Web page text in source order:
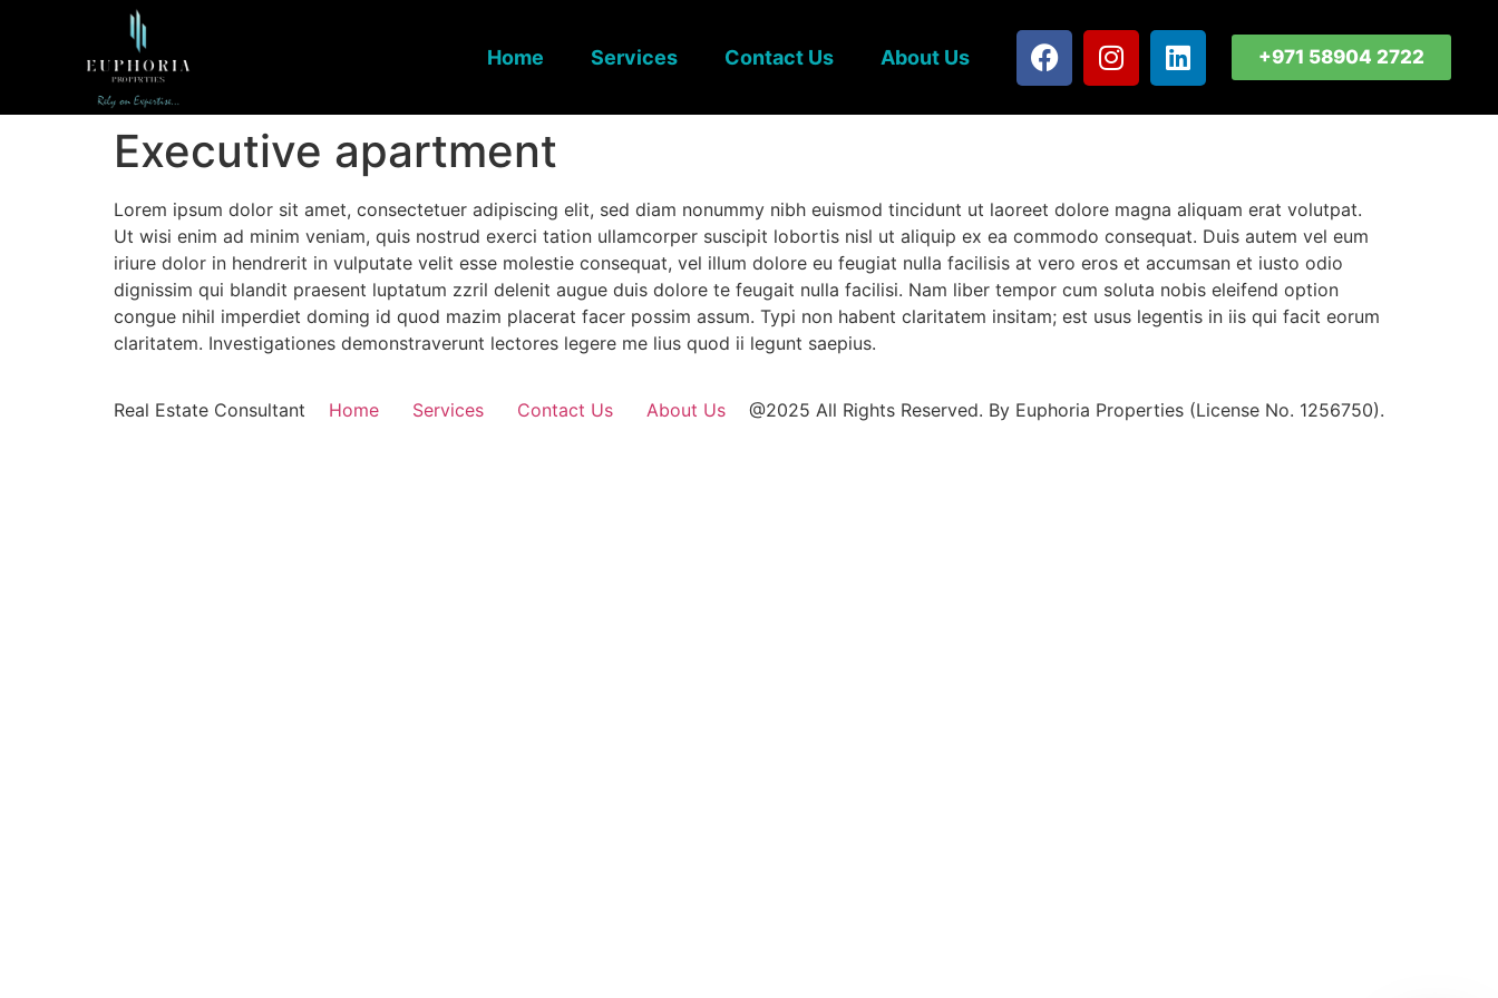
Home Services Contact Us About Us +971 58904 2722
Executive apartment
Lorem ipsum dolor sit amet, consectetuer adipiscing elit, sed diam nonummy nibh euismod tincidunt ut laoreet dolore magna aliquam erat volutpat.
Ut wisi enim ad minim veniam, quis nostrud exerci tation ullamcorper suscipit lobortis nisl ut aliquip ex ea commodo consequat. Duis autem vel eum
iriure dolor in hendrerit in vulputate velit esse molestie consequat, vel illum dolore eu feugiat nulla facilisis at vero eros et accumsan et iusto odio
dignissim qui blandit praesent luptatum zzril delenit augue duis dolore te feugait nulla facilisi. Nam liber tempor cum soluta nobis eleifend option
congue nihil imperdiet doming id quod mazim placerat facer possim assum. Typi non habent claritatem insitam; est usus legentis in iis qui facit eorum
claritatem. Investigationes demonstraverunt lectores legere me lius quod ii legunt saepius.
Real Estate Consultant Home Services Contact Us About Us @2025 All Rights Reserved. By Euphoria Properties (License No. 1256750).